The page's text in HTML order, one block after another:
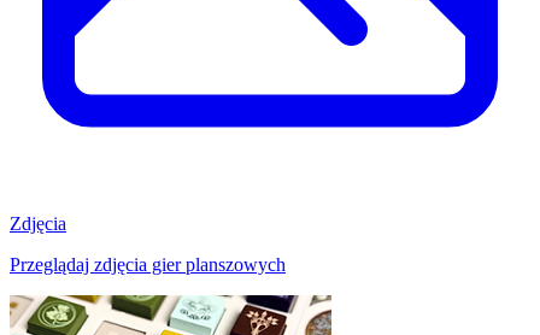
Zdjęcia
Przeglądaj zdjęcia gier planszowych